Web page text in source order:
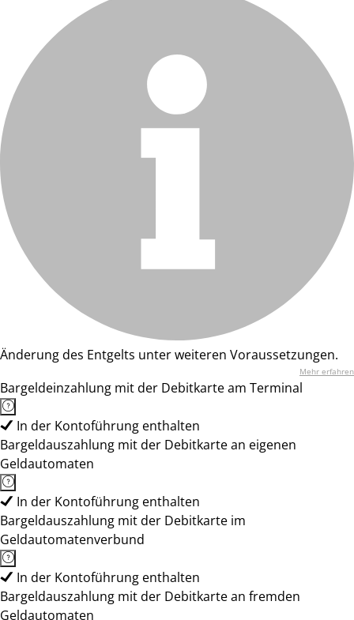
Änderung des Entgelts unter weiteren Voraussetzungen.
Mehr erfahren
Bargeldeinzahlung mit der Debitkarte am Terminal
In der Kontoführung enthalten
Bargeldauszahlung mit der Debitkarte an eigenen
Geldautomaten
In der Kontoführung enthalten
Bargeldauszahlung mit der Debitkarte im
Geldautomatenverbund
In der Kontoführung enthalten
Bargeldauszahlung mit der Debitkarte an fremden
Geldautomaten